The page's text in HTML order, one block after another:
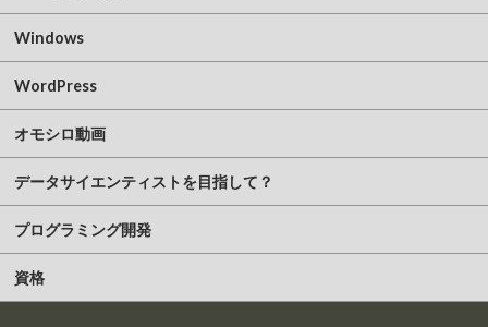
Windows
WordPress
オモシロ動画
データサイエンティストを目指して？
プログラミング開発
資格